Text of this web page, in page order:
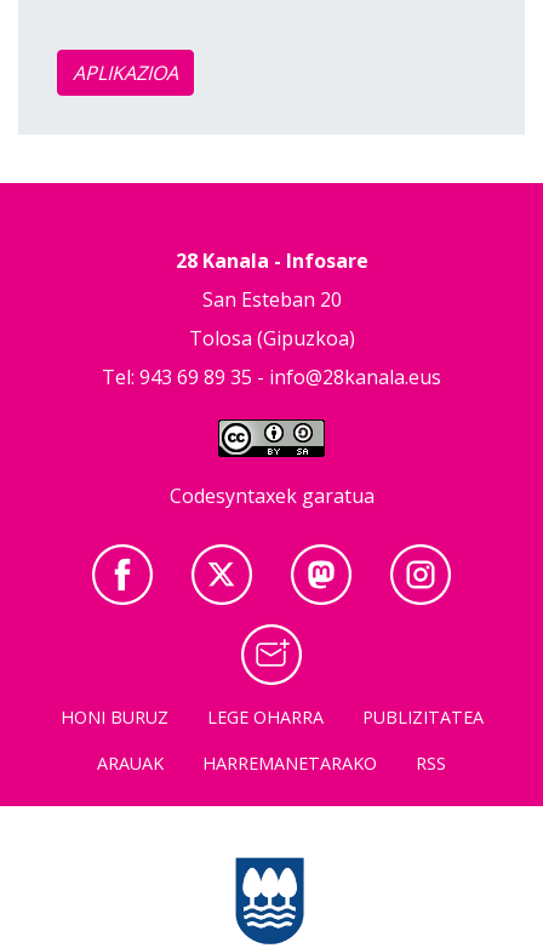
APLIKAZIOA
28 Kanala - Infosare
San Esteban 20
Tolosa (Gipuzkoa)
Tel: 943 69 89 35 - info@28kanala.eus
Codesyntaxek garatua
HONI BURUZ LEGE OHARRA
PUBLIZITATEA
ARAUAK
HARREMANETARAKO RSS